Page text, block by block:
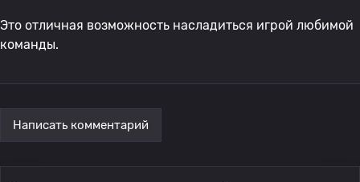
Это отличная возможность насладиться игрой любимой
команды.
Написать комментарий